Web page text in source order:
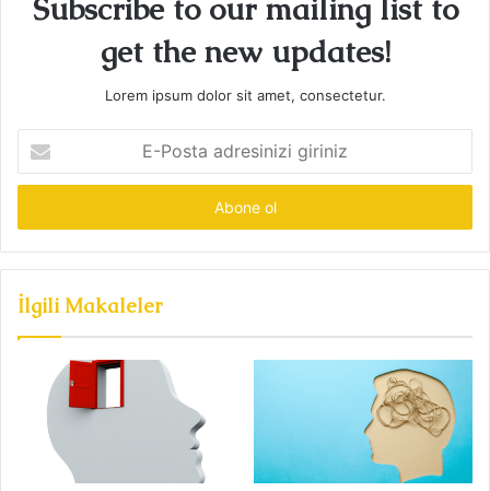
Subscribe to our mailing list to
get the new updates!
Lorem ipsum dolor sit amet, consectetur.
Posta
adresinizi
İlgili Makaleler